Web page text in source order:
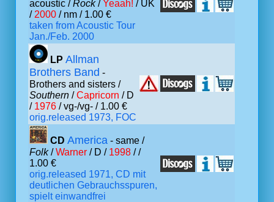
acoustic /Rock/Yeaah! / UK
/ 2000 / nm / 1.00 €
taken from Acoustic Tour
Jan./Feb. 2000
LP Allman
Brothers Band -
Brothers and sisters /
Southern /Capricorn / D
/ 1976 / vg-/vg- / 1.00 €
orig.released 1973, FOC
CD America - same /
Folk/Warner / D / 1998 / /
1.00 €
orig.released 1971, CD mit
deutlichen Gebrauchsspuren,
spielt einwandfrei